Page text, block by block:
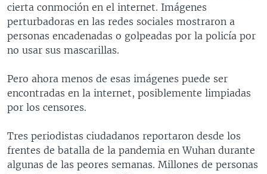
cierta conmoción en el internet. Imágenes
perturbadoras en las redes sociales mostraron a
personas encadenadas o golpeadas por la policía por
no usar sus mascarillas.
Pero ahora menos de esas imágenes puede ser
encontradas en la internet, posiblemente limpiadas
por los censores.
Tres periodistas ciudadanos reportaron desde los
frentes de batalla de la pandemia en Wuhan durante
algunas de las peores semanas. Millones de personas